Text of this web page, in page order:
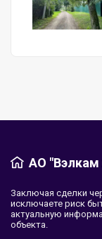
АО "Вэлкам
Заключая сделки
исключаете риск
актуальную
объекта.